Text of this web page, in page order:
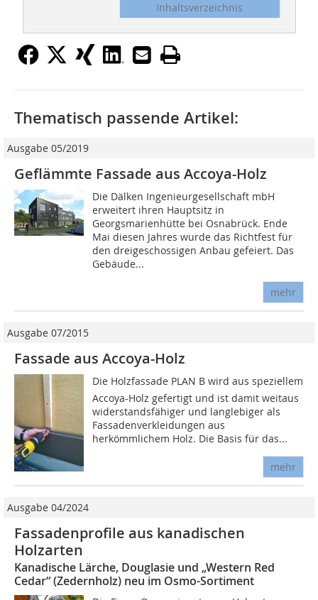
Inhaltsverzeichnis
Thematisch passende Artikel:
Ausgabe 05/2019
Geflämmte Fassade aus Accoya-Holz
Die Dälken Ingenieurgesellschaft mbH
erweitert ihren Hauptsitz in
Georgsmarienhütte bei Osnabrück. Ende
Mai diesen Jahres wurde das Richtfest für
den dreigeschossigen Anbau gefeiert. Das
Gebäude...
mehr
Ausgabe 07/2015
Fassade aus Accoya-Holz
Die Holzfassade PLAN B wird aus speziellem
Accoya-Holz gefertigt und ist damit weitaus
widerstandsfähiger und langlebiger als
Fassadenverkleidungen aus
herkömmlichem Holz. Die Basis für das...
mehr
Ausgabe 04/2024
Fassadenprofile aus kanadischen
Holzarten
Kanadische Lärche, Douglasie und „Western Red
Cedar“ (Zedernholz) neu im Osmo-Sortiment